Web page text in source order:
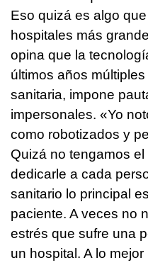
Eso quizá es algo
hospitales más
opina que la
últimos años
sanitaria, impone
impersonales. «Yo
como robotizados y
Quizá no tengamos
dedicarle a cada
sanitario lo principal
paciente. A veces no
estrés que sufre una
un hospital. A lo